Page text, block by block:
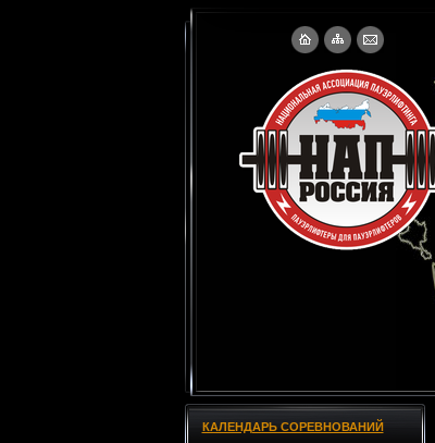
КАЛЕНДАРЬ СОРЕВНОВАНИЙ